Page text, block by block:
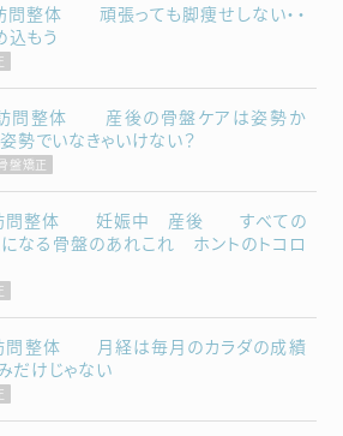
問整体 頑張っても脚痩せしない・・
込もう
訪問整体 産後の骨盤ケアは姿勢か
姿勢でいなきゃいけない？
盤矯正
訪問整体 妊娠中 産後 すべての
なる骨盤のあれこれ ホントのトコロ
訪問整体 月経は毎月のカラダの成績
だけじゃない